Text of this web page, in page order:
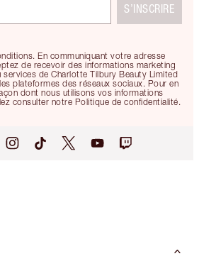
En communiquant votre adresse
de recevoir des informations marketing
de Charlotte Tilbury Beauty Limited
plateformes des réseaux sociaux. Pour en
dont nous utilisons vos informations
consulter notre Politique de confidentialité.
S’INSCRIRE